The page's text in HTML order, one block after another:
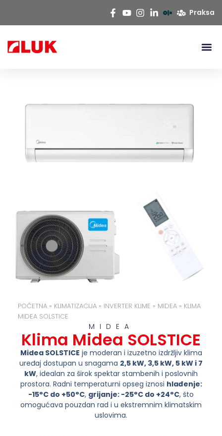
Praksa
POČETNA » KLIMATIZACIJA » INVERTER KLIME » MIDEA » KLIMA
MIDEA SOLSTICE
MIDEA
Klima Midea SOLSTICE
Midea SOLSTICE je moderan i izuzetno izdržljiv klima
uređaj dostupan u snagama 2,5 kW, 3,5 kW, 5 kW i 7
kW, idealan za širok spektar stambenih i poslovnih
prostora. Radni temperaturni opseg iznosi hlađenje:
-15°C do +50°C, grijanje: -25°C do +24°C, što
omogućava pouzdan rad i u ekstremnim klimatskim
uslovima.